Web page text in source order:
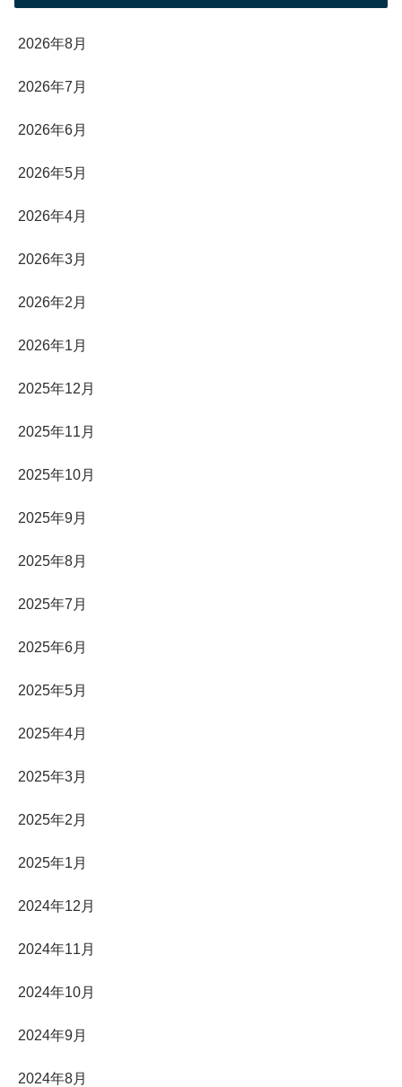
2026年8月
2026年7月
2026年6月
2026年5月
2026年4月
2026年3月
2026年2月
2026年1月
2025年12月
2025年11月
2025年10月
2025年9月
2025年8月
2025年7月
2025年6月
2025年5月
2025年4月
2025年3月
2025年2月
2025年1月
2024年12月
2024年11月
2024年10月
2024年9月
2024年8月